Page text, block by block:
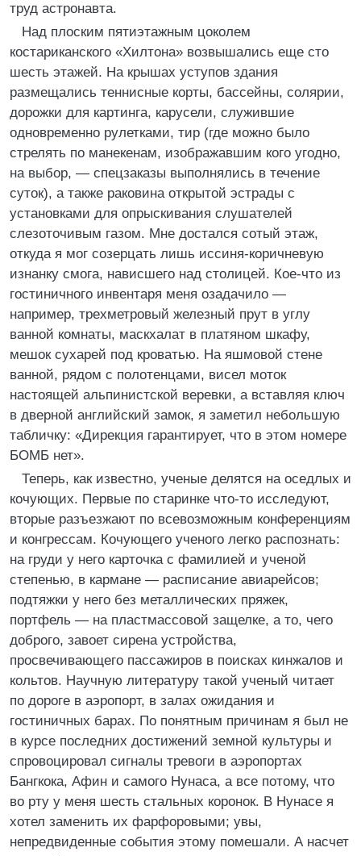
труд астронавта.
Над плоским пятиэтажным цоколем
костариканского «Хилтона» возвышались еще сто
шесть этажей. На крышах уступов здания
размещались теннисные корты, бассейны, солярии,
дорожки для картинга, карусели, служившие
одновременно рулетками, тир (где можно было
стрелять по манекенам, изображавшим кого угодно,
на выбор, — спецзаказы выполнялись в течение
суток), а также раковина открытой эстрады с
установками для опрыскивания слушателей
слезоточивым газом. Мне достался сотый этаж,
откуда я мог созерцать лишь иссиня-коричневую
изнанку смога, нависшего над столицей. Кое-что из
гостиничного инвентаря меня озадачило —
например, трехметровый железный прут в углу
ванной комнаты, маскхалат в платяном шкафу,
мешок сухарей под кроватью. На яшмовой стене
ванной, рядом с полотенцами, висел моток
настоящей альпинистской веревки, а вставляя ключ
в дверной английский замок, я заметил небольшую
табличку: «Дирекция гарантирует, что в этом номере
БОМБ нет».
Теперь, как известно, ученые делятся на оседлых и
кочующих. Первые по старинке что-то исследуют,
вторые разъезжают по всевозможным конференциям
и конгрессам. Кочующего ученого легко распознать:
на груди у него карточка с фамилией и ученой
степенью, в кармане — расписание авиарейсов;
подтяжки у него без металлических пряжек,
портфель — на пластмассовой защелке, а то, чего
доброго, завоет сирена устройства,
просвечивающего пассажиров в поисках кинжалов и
кольтов. Научную литературу такой ученый читает
по дороге в аэропорт, в залах ожидания и
гостиничных барах. По понятным причинам я был не
в курсе последних достижений земной культуры и
спровоцировал сигналы тревоги в аэропортах
Бангкока, Афин и самого Нунаса, а все потому, что
во рту у меня шесть стальных коронок. В Нунасе я
хотел заменить их фарфоровыми; увы,
непредвиденные события этому помешали. А насчет